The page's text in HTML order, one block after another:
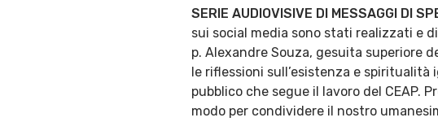
SERIE AUDIOVISIVE DI MESSAGGI DI
sui social media sono stati realizzati e
p. Alexandre Souza, gesuita superiore
le riflessioni sull’esistenza e
pubblico che segue il lavoro del CEAP.
modo per condividere il nostro